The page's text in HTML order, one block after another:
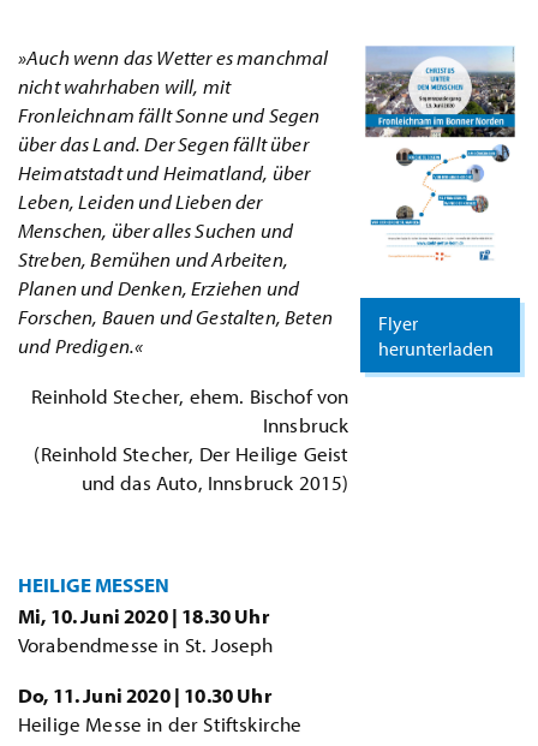
»Auch wenn das Wetter es manchmal
nicht wahrhaben will, mit
Fronleichnam fällt Sonne und Segen
über das Land. Der Segen fällt über
Heimatstadt und Heimatland, über
Leben, Leiden und Lieben der
Menschen, über alles Suchen und
Streben, Bemühen und Arbeiten,
Planen und Denken, Erziehen und
Forschen, Bauen und Gestalten, Beten
und Predigen.«
Reinhold Stecher, ehem. Bischof von
Innsbruck
(Reinhold Stecher, Der Heilige Geist
und das Auto, Innsbruck 2015)
HEILIGE MESSEN
Mi, 10. Juni 2020 | 18.30 Uhr
Vorabendmesse in St. Joseph
Do, 11. Juni 2020 | 10.30 Uhr
Heilige Messe in der Stiftskirche
Flyer
herunterladen